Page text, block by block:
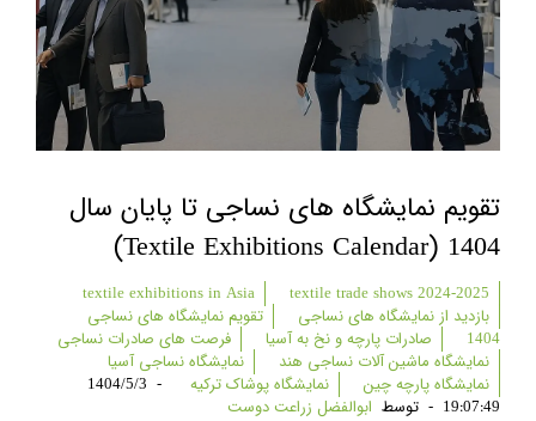
تقویم نمایشگاه های نساجی تا پایان سال
1404 (textile Exhibitions Calendar)
textile exhibitions in Asia
textile trade shows 2024-2025
بازدید از نمایشگاه های نساجی
تقویم نمایشگاه های نساجی
1404
صادرات پارچه و نخ به آسیا
فرصت های صادرات نساجی
نمایشگاه ماشین آلات نساجی هند
نمایشگاه نساجی آسیا
نمایشگاه پارچه چین
نمایشگاه پوشاک ترکیه -
1404/5/3
19:07:49
- توسط ابوالفضل زراعت دوست